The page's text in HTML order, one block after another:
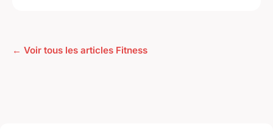
← Voir tous les articles Fitness